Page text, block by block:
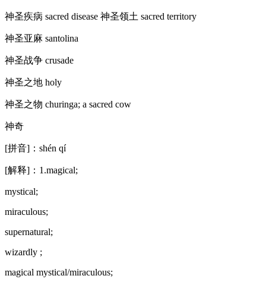
神圣疾病 sacred disease 神圣领土 sacred territory
神圣亚麻 santolina
神圣战争 crusade
神圣之地 holy
神圣之物 churinga; a sacred cow
神奇
[拼音]：shén qí
[解释]：1.magical;
mystical;
miraculous;
supernatural;
wizardly ;
magical mystical/miraculous;